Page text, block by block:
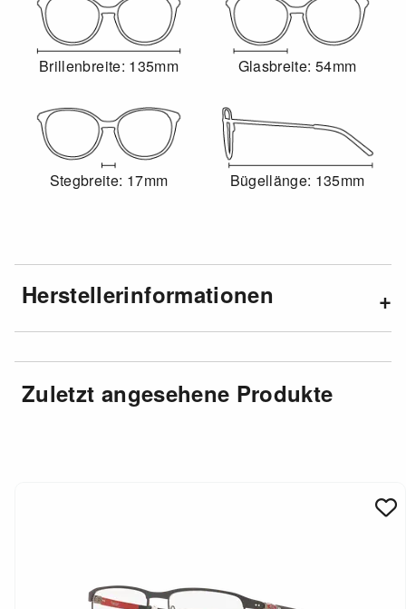
Brillenbreite: 135mm Glasbreite: 54mm
Stegbreite: 17mm Bügellänge: 135mm
Herstellerinformationen
Zuletzt angesehene Produkte